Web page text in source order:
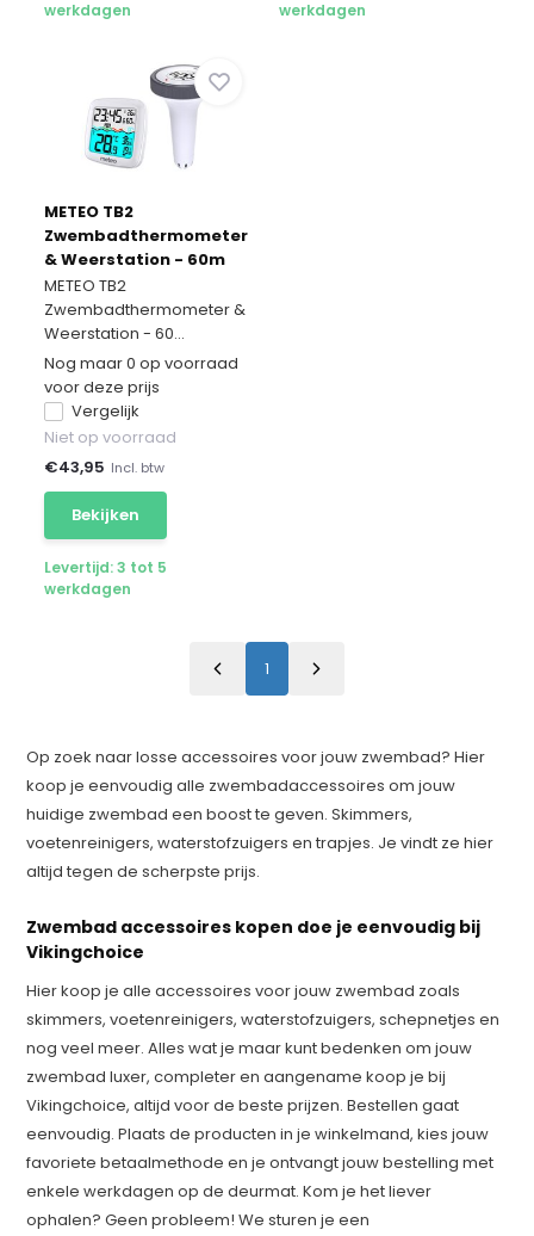
werkdagen werkdagen
METEO TB2
Zwembadthermometer
& Weerstation - 60m
Draadloos
METEO TB2
Zwembadthermometer &
Weerstation - 60...
Nog maar 0 op voorraad
voor deze prijs
Vergelijk
Niet op voorraad
€43,95 Incl. btw
Bekijken
Levertijd: 3 tot 5
werkdagen
1
Op zoek naar losse accessoires voor jouw zwembad? Hier
koop je eenvoudig alle zwembadaccessoires om jouw
huidige zwembad een boost te geven. Skimmers,
voetenreinigers, waterstofzuigers en trapjes. Je vindt ze hier
altijd tegen de scherpste prijs.
Zwembad accessoires kopen doe je eenvoudig bij
Vikingchoice
Hier koop je alle accessoires voor jouw zwembad zoals
skimmers, voetenreinigers, waterstofzuigers, schepnetjes en
nog veel meer. Alles wat je maar kunt bedenken om jouw
zwembad luxer, completer en aangename koop je bij
Vikingchoice, altijd voor de beste prijzen. Bestellen gaat
eenvoudig. Plaats de producten in je winkelmand, kies jouw
favoriete betaalmethode en je ontvangt jouw bestelling met
enkele werkdagen op de deurmat. Kom je het liever
ophalen? Geen probleem! We sturen je een